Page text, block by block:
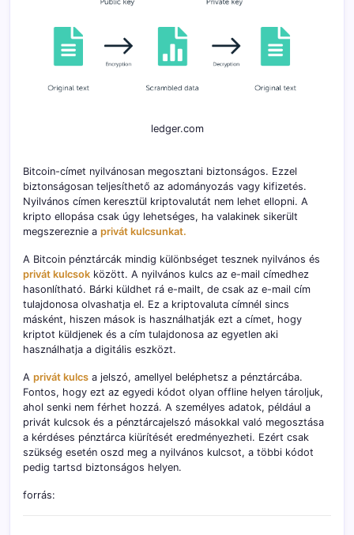
ledger.com
Bitcoin-címet nyilvánosan megosztani biztonságos. Ezzel
biztonságosan teljesíthető az adományozás vagy kifizetés.
Nyilvános címen keresztül kriptovalutát nem lehet ellopni. A
kripto ellopása csak úgy lehetséges, ha valakinek sikerült
megszereznie a privát kulcsunkat.
A Bitcoin pénztárcák mindig különbséget tesznek nyilvános és
privát kulcsok között. A nyilvános kulcs az e-mail címedhez
hasonlítható. Bárki küldhet rá e-mailt, de csak az e-mail cím
tulajdonosa olvashatja el. Ez a kriptovaluta címnél sincs
másként, hiszen mások is használhatják ezt a címet, hogy
kriptot küldjenek és a cím tulajdonosa az egyetlen aki
használhatja a digitális eszközt.
A privát kulcs a jelszó, amellyel beléphetsz a pénztárcába.
Fontos, hogy ezt az egyedi kódot olyan offline helyen tároljuk,
ahol senki nem férhet hozzá. A személyes adatok, például a
privát kulcsok és a pénztárcajelszó másokkal való megosztása
a kérdéses pénztárca kiürítését eredményezheti. Ezért csak
szükség esetén oszd meg a nyilvános kulcsot, a többi kódot
pedig tartsd biztonságos helyen.
forrás: